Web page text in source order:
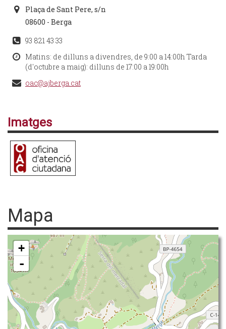
Plaça de Sant Pere, s/n
08600 - Berga
93 821 43 33
Matins: de dilluns a divendres, de 9:00 a 14:00h Tarda
(d'octubre a maig): dilluns de 17:00 a 19:00h
oac@ajberga.cat
Imatges
Mapa
+
-